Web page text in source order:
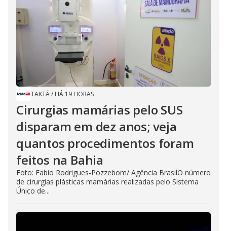
TAKTÁ/ HÁ 19 HORAS
Cirurgias mamárias pelo SUS
disparam em dez anos; veja
quantos procedimentos foram
feitos na Bahia
Foto: Fabio Rodrigues-Pozzebom/ Agência BrasilO número
de cirurgias plásticas mamárias realizadas pelo Sistema
Único de...